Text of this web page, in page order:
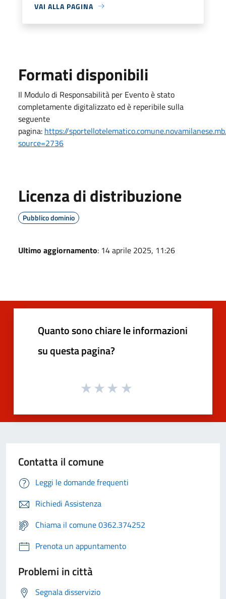
VAI ALLA PAGINA
Formati disponibili
Il Modulo di Responsabilità per Evento è stato
completamente digitalizzato ed è reperibile sulla
seguente
pagina: https://
source=2736
Licenza di distribuzione
Pubblico dominio
Ultimo aggiornamento: 14 aprile 2025, 11:26
Quanto sono chiare le informazioni
su questa pagina?
Contatta il comune
Leggi le domande frequenti
Richiedi Assistenza
Chiama il comune 0362.374252
Prenota un appuntamento
Problemi in città
Segnala disservizio